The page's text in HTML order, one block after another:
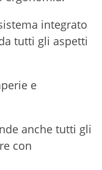
integrato
tutti gli aspetti
e
anche tutti gli
con